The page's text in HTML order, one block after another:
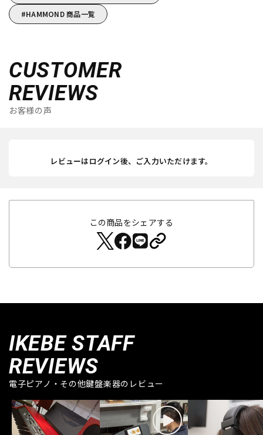
HAMMOND 商品一覧
CUSTOMER
REVIEWS
お客様の声
レビューはログイン後、ご入力いただけます。
この商品をシェアする
IKEBE STAFF
REVIEWS
電子ピアノ・その他鍵盤楽器のレビュー